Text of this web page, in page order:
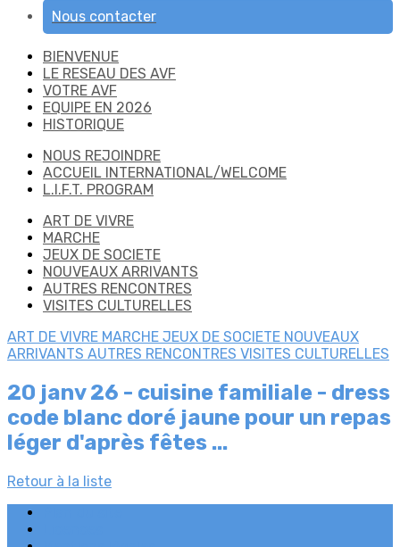
Nous contacter
BIENVENUE
LE RESEAU DES AVF
VOTRE AVF
EQUIPE EN 2026
HISTORIQUE
NOUS REJOINDRE
ACCUEIL INTERNATIONAL/WELCOME
L.I.F.T. PROGRAM
ART DE VIVRE
MARCHE
JEUX DE SOCIETE
NOUVEAUX ARRIVANTS
AUTRES RENCONTRES
VISITES CULTURELLES
ART DE VIVRE MARCHE JEUX DE SOCIETE NOUVEAUX
ARRIVANTS AUTRES RENCONTRES VISITES CULTURELLES
20 janv 26 - cuisine familiale - dress
code blanc doré jaune pour un repas
léger d'après fêtes ...
Retour à la liste